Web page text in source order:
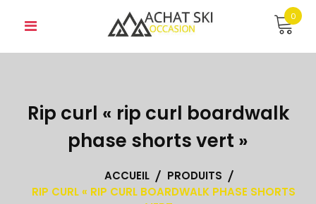
0
Rip curl « rip curl boardwalk
phase shorts vert »
ACCUEIL
PRODUITS
RIP CURL « RIP CURL BOARDWALK PHASE SHORTS